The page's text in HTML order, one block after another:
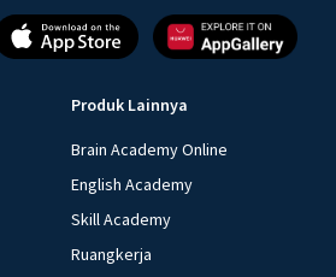
Produk Lainnya
Brain Academy Online
English Academy
Skill Academy
Ruangkerja